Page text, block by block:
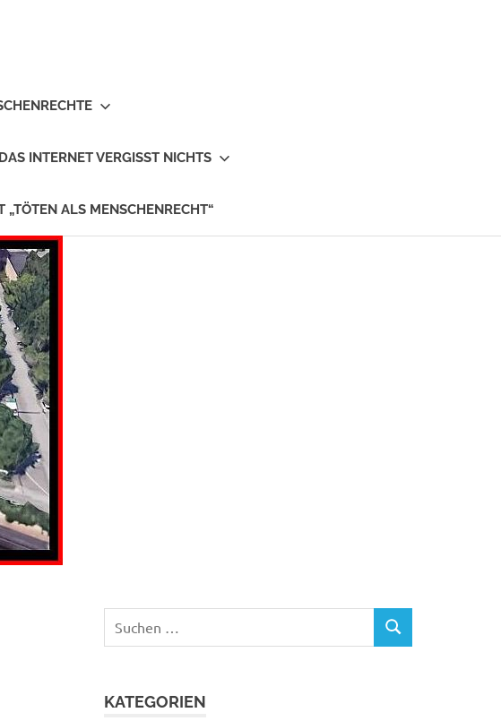
DAS INTERNET VERGISST NICHTS
„TÖTEN ALS MENSCHENRECHT“
Suchen
SUCHEN
KATEGORIEN